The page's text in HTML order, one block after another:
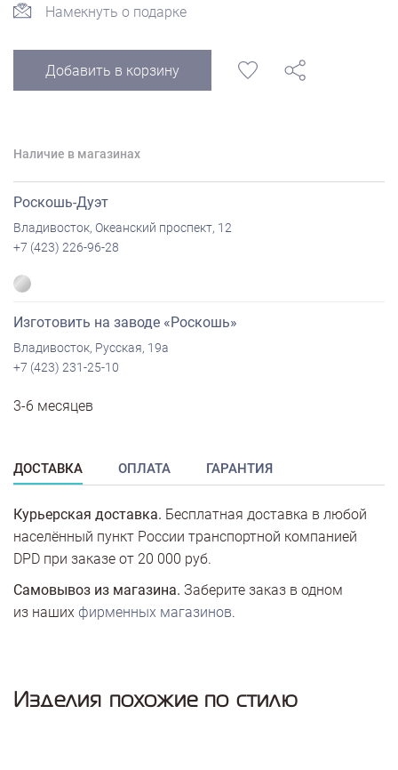
Намекнуть о подарке
Добавить в корзину
Наличие в магазинах
Роскошь-Дуэт
Владивосток, Океанский проспект, 12
+7 (423) 226-96-28
Изготовить на заводе «Роскошь»
Владивосток, Русская, 19а
+7 (423) 231-25-10
3-6 месяцев
ДОСТАВКА ОПЛАТА ГАРАНТИЯ
Курьерская доставка. Бесплатная доставка в любой
населённый пункт России транспортной компанией
DPD при заказе от 20 000 руб.
Самовывоз из магазина. Заберите заказ в одном
из наших фирменных магазинов.
Изделия похожие по стилю